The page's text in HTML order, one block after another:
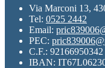
Via Marconi 13,
Tel: 0525 2442
Email:
PEC:
C.F.: 92166950342
IBAN: